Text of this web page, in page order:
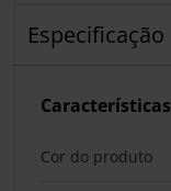
Especificação
Características
Cor do produto